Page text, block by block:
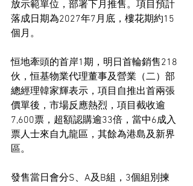
放示範單位，部署下月推售。項目預計
落成日期為2027年7月底，樓花期約15
個月。
恒地牽頭的首岸1期，明日首輪銷售218
伙，恒基物業代理董事及營業（二）部
總經理韓家輝表示，項目自推出首兩張
價單後，市場反應熱烈，項目截收逾
7,600票，超額認購逾33倍，當中6成入
票人士來自九龍區，其餘為港島及新界
區。
發售當日會分S、A及B組，3個組別揀